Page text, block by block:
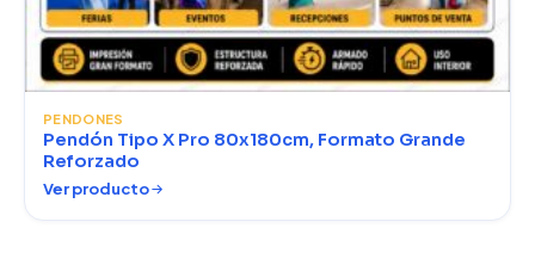
PENDONES
Pendón Tipo X Pro 80x180cm, Formato Grande
Reforzado
Ver producto